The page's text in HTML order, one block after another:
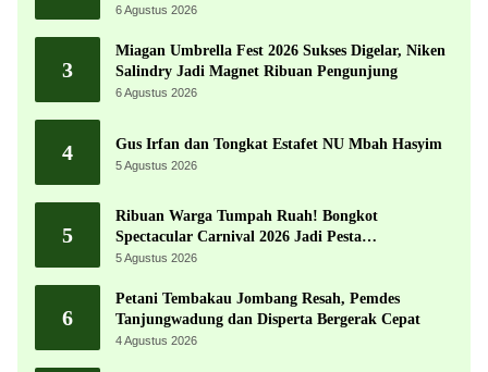
Ekonomi dengan Potensi Desa
6 Agustus 2026
3
Miagan Umbrella Fest 2026 Sukses Digelar, Niken
Salindry Jadi Magnet Ribuan Pengunjung
6 Agustus 2026
4 Gus Irfan dan Tongkat Estafet NU Mbah Hasyim
5 Agustus 2026
5
Ribuan Warga Tumpah Ruah! Bongkot
Spectacular Carnival 2026 Jadi Pesta
Kemerdekaan Terbesar di Peterongan
5 Agustus 2026
6
Petani Tembakau Jombang Resah, Pemdes
Tanjungwadung dan Disperta Bergerak Cepat
4 Agustus 2026